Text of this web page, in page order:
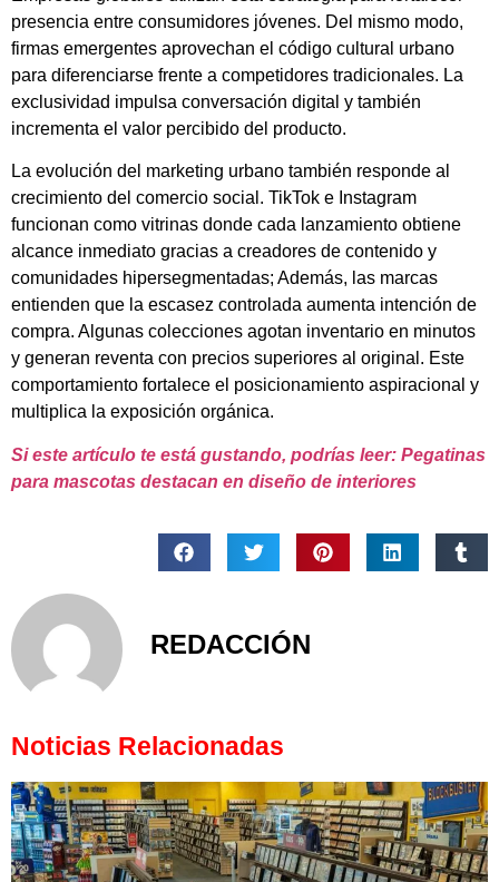
presencia entre consumidores jóvenes. Del mismo modo,
firmas emergentes aprovechan el código cultural urbano
para diferenciarse frente a competidores tradicionales. La
exclusividad impulsa conversación digital y también
incrementa el valor percibido del producto.
La evolución del marketing urbano también responde al
crecimiento del comercio social. TikTok e Instagram
funcionan como vitrinas donde cada lanzamiento obtiene
alcance inmediato gracias a creadores de contenido y
comunidades hipersegmentadas; Además, las marcas
entienden que la escasez controlada aumenta intención de
compra. Algunas colecciones agotan inventario en minutos
y generan reventa con precios superiores al original. Este
comportamiento fortalece el posicionamiento aspiracional y
multiplica la exposición orgánica.
Si este artículo te está gustando, podrías leer: Pegatinas
para mascotas destacan en diseño de interiores
REDACCIÓN
Noticias Relacionadas